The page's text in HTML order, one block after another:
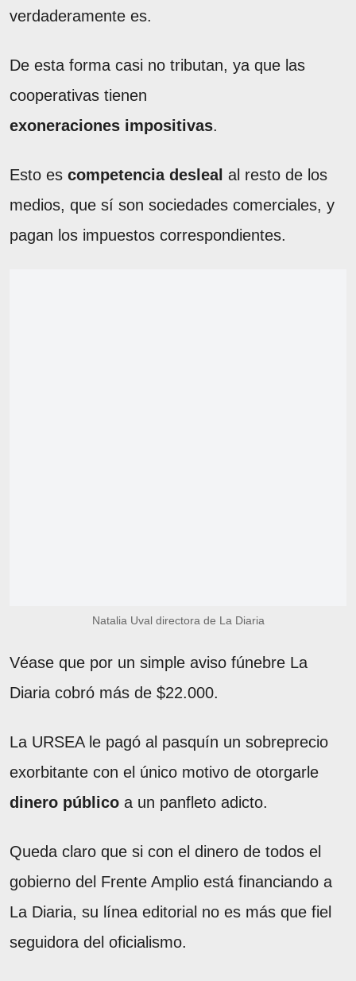
verdaderamente es.
De esta forma casi no tributan, ya que las
cooperativas tienen
exoneraciones impositivas.
Esto es competencia desleal al resto de los
medios, que sí son sociedades comerciales, y
pagan los impuestos correspondientes.
Natalia Uval directora de La Diaria
Véase que por un simple aviso fúnebre La
Diaria cobró más de $22.000.
La URSEA le pagó al pasquín un sobreprecio
exorbitante con el único motivo de otorgarle
dinero público a un panfleto adicto.
Queda claro que si con el dinero de todos el
gobierno del Frente Amplio está financiando a
La Diaria, su línea editorial no es más que fiel
seguidora del oficialismo.